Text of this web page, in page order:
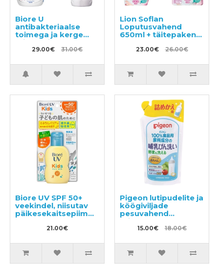
Biore U
antibakteriaalse
toimega ja kerge
tsitruselise lõhnaga
vedel käteseep-vaht
430ml
29.00€ 31.00€
Lion Soflan
Loputusvahend
650ml + täitepakend
23.00€ 26.00€
Biore UV SPF 50+
veekindel, niisutav
päikesekaitsepiim
21.00€
Pigeon lutipudelite ja
köögiviljade
pesuvahend
täitepakend 700ml
15.00€ 18.00€